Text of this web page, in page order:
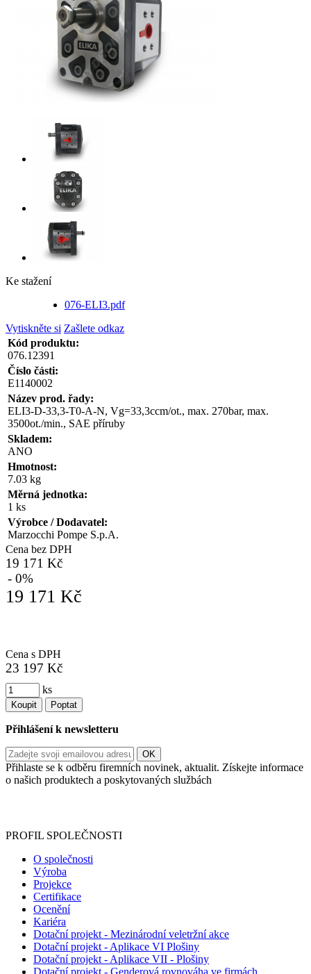
Ke stažení
076-ELI3.pdf
Vytiskněte si Zašlete odkaz
Kód produktu:
076.12391
Číslo části:
E1140002
Název prod. řady:
ELI3-D-33,3-T0-A-N, Vg=33,3ccm/ot., max. 270bar, max.
3500ot./min., SAE příruby
Skladem:
ANO
Hmotnost:
7.03 kg
Měrná jednotka:
1 ks
Výrobce / Dodavatel:
Marzocchi Pompe S.p.A.
Cena bez DPH
19 171 Kč
- 0%
19 171 Kč
Cena s DPH
23 197 Kč
ks
Koupit Poptat
Přihlášení k newsletteru
Přihlaste se k odběru firemních novinek, aktualit. Získejte informace
o našich produktech a poskytovaných službách
PROFIL SPOLEČNOSTI
O společnosti
Výroba
Projekce
Certifikace
Ocenění
Kariéra
Dotační projekt - Mezinárodní veletržní akce
Dotační projekt - Aplikace VI Plošiny
Dotační projekt - Aplikace VII - Plošiny